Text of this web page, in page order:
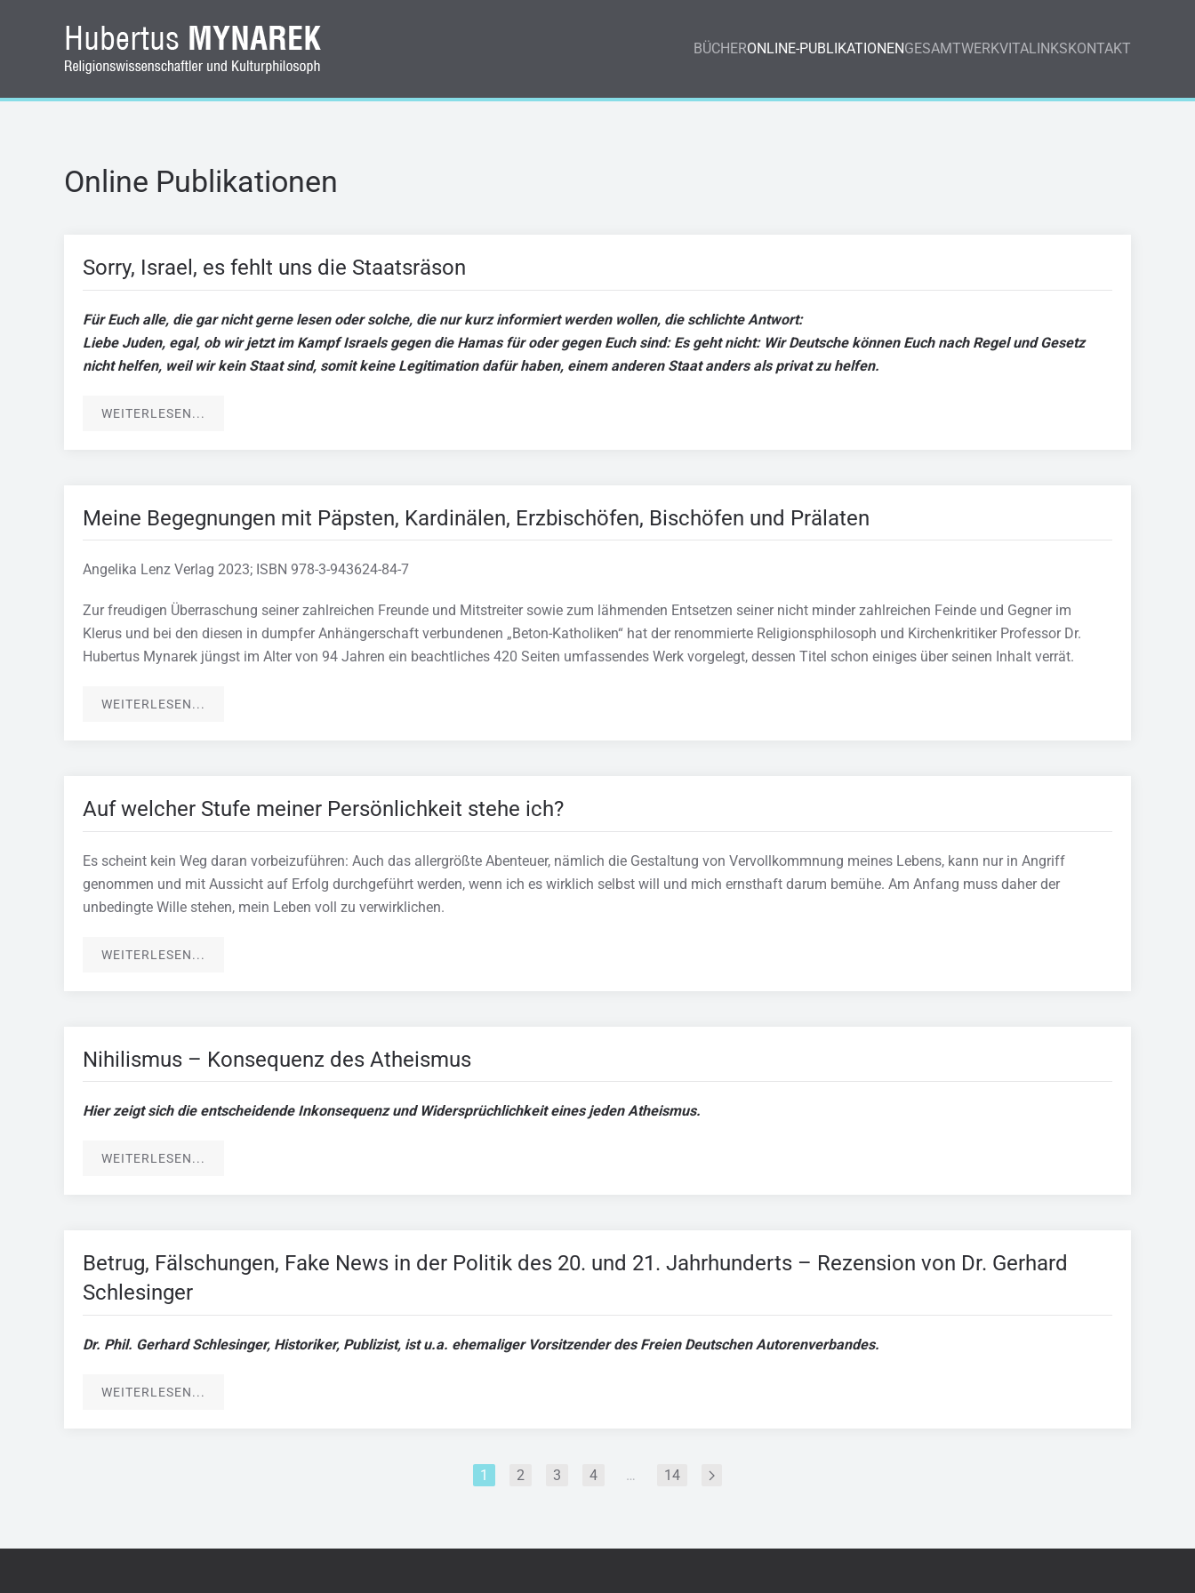
Zum Hauptinhalt springen BÜCHERONLINE-PUBLIKATIONENGESAMTWERKVITALINKSKONTAKT
Online Publikationen
Sorry, Israel, es fehlt uns die Staatsräson
Für Euch alle, die gar nicht gerne lesen oder solche, die nur kurz informiert werden wollen, die schlichte Antwort:
Liebe Juden, egal, ob wir jetzt im Kampf Israels gegen die Hamas für oder gegen Euch sind: Es geht nicht: Wir Deutsche können Euch nach Regel und Gesetz
nicht helfen, weil wir kein Staat sind, somit keine Legitimation dafür haben, einem anderen Staat anders als privat zu helfen.
WEITERLESEN...
Meine Begegnungen mit Päpsten, Kardinälen, Erzbischöfen, Bischöfen und Prälaten
Angelika Lenz Verlag 2023; ISBN 978-3-943624-84-7
Zur freudigen Überraschung seiner zahlreichen Freunde und Mitstreiter sowie zum lähmenden Entsetzen seiner nicht minder zahlreichen Feinde und Gegner im
Klerus und bei den diesen in dumpfer Anhängerschaft verbundenen „Beton-Katholiken“ hat der renommierte Religionsphilosoph und Kirchenkritiker Professor Dr.
Hubertus Mynarek jüngst im Alter von 94 Jahren ein beachtliches 420 Seiten umfassendes Werk vorgelegt, dessen Titel schon einiges über seinen Inhalt verrät.
WEITERLESEN...
Auf welcher Stufe meiner Persönlichkeit stehe ich?
Es scheint kein Weg daran vorbeizuführen: Auch das allergrößte Abenteuer, nämlich die Gestaltung von Vervollkommnung meines Lebens, kann nur in Angriff
genommen und mit Aussicht auf Erfolg durchgeführt werden, wenn ich es wirklich selbst will und mich ernsthaft darum bemühe. Am Anfang muss daher der
unbedingte Wille stehen, mein Leben voll zu verwirklichen.
WEITERLESEN...
Nihilismus – Konsequenz des Atheismus
Hier zeigt sich die entscheidende Inkonsequenz und Widersprüchlichkeit eines jeden Atheismus.
WEITERLESEN...
Betrug, Fälschungen, Fake News in der Politik des 20. und 21. Jahrhunderts – Rezension von Dr. Gerhard
Schlesinger
Dr. Phil. Gerhard Schlesinger, Historiker, Publizist, ist u.a. ehemaliger Vorsitzender des Freien Deutschen Autorenverbandes.
WEITERLESEN...
1 2 3 4 … 14